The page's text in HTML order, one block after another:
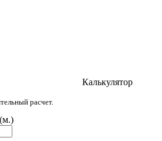
Калькулятор
расчет.
(м.)